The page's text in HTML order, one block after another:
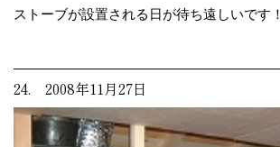
ストーブが設置される日が待ち遠しいです！
24. 2008年11月27日